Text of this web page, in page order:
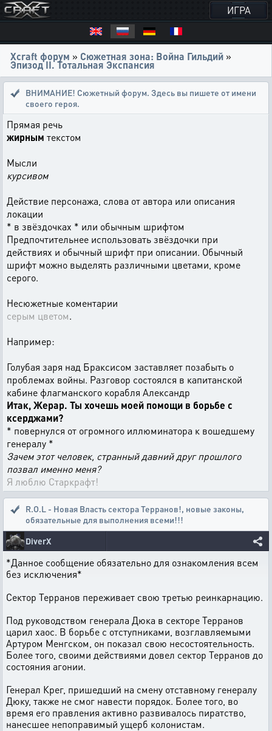
ИГРА
Xcraft форум » Сюжетная зона: Война Гильдий »
Эпизод II. Тотальная Экспансия
ВНИМАНИЕ! Сюжетный форум. Здесь вы пишете от имени
своего героя.
Прямая речь
жирным текстом
Мысли
курсивом
Действие персонажа, слова от автора или описания
локации
* в звёздочках * или обычным шрифтом
Предпочтительнее использовать звёздочки при
действиях и обычный шрифт при описании. Обычный
шрифт можно выделять различными цветами, кроме
серого.
Несюжетные коментарии
серым цветом.
Например:
Голубая заря над Браксисом заставляет позабыть о
проблемах войны. Разговор состоялся в капитанской
кабине флагманского корабля Александр
Итак, Жерар. Ты хочешь моей помощи в борьбе с
ксерджами?
* повернулся от огромного иллюминатора к вошедшему
генералу *
Зачем этот человек, странный давний друг прошлого
позвал именно меня?
Я люблю Старкрафт!
R.O.L - Новая Власть сектора Терранов!, новые законы,
обязательные для выполнения всеми!!!
DiverX
*Данное сообщение обязательно для ознакомления всем
без исключения*
Сектор Терранов переживает свою третью реинкарнацию.
Под руководством генерала Дюка в секторе Терранов
царил хаос. В борьбе с отступниками, возглавляемыми
Артуром Менгском, он показал свою несостоятельность.
Более того, своими действиями довел сектор Терранов до
состояния агонии.
Генерал Крег, пришедший на смену отставному генералу
Дюку, также не смог навести порядок. Более того, во
время его правления активно развивалось пиратство,
нанесшее непоправимый ущерб колонистам.